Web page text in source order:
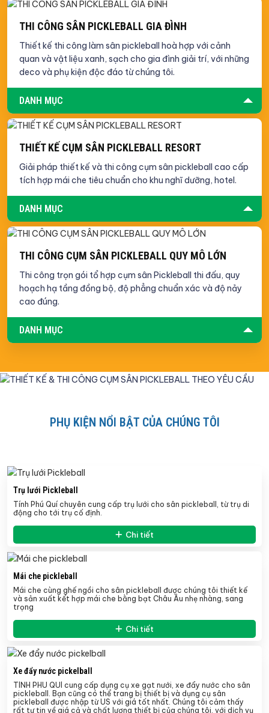
THI CÔNG SÂN PICKLEBALL GIA ĐÌNH
Thiết kế thi công làm sân pickleball hoà hợp với cảnh
quan và vật liệu xanh, sạch cho gia đình giải trí, với những
DANH MỤC
THIẾT KẾ CỤM SÂN PICKLEBALL RESORT
Giải pháp thiết kế và thi công cụm sân pickleball cao cấp
DANH MỤC
THI CÔNG CỤM SÂN PICKLEBALL QUY MÔ LỚN
Thi công trọn gói tổ hợp cụm sân Pickleball thi đấu, quy
hoạch hạ tầng đồng bộ, độ phẳng chuẩn xác và độ nảy
cao đúng.
DANH MỤC
PHỤ KIỆN NỔI BẬT CỦA CHÚNG TÔI
Trụ lưới Pickleball
Tính Phú Quí chuyên cung cấp trụ lưới cho sân pickleball, từ trụ di
động cho tới trụ cố định.
Chi tiết
Mái che pickleball
Mái che cùng ghế ngồi cho sân pickleball được chúng tôi thiết kế
và sản xuất kết hợp mái che bằng bạt Châu Âu nhẹ nhàng, sang
trọng
Chi tiết
Xe đẩy nước pickelball
TÍNH PHÚ QUÍ cung cấp dụng cụ xe gạt nưới, xe đẩy nước cho sân
pickleball. Bạn cũng có thể trang bị thiết bị và dụng cụ sân
pickleball được nhập từ US với giá tốt nhất. Chúng tôi cảm thấy
rất tự tin về giá cả và chất lượng thiết bị của chúng tôi, với dịch vụ